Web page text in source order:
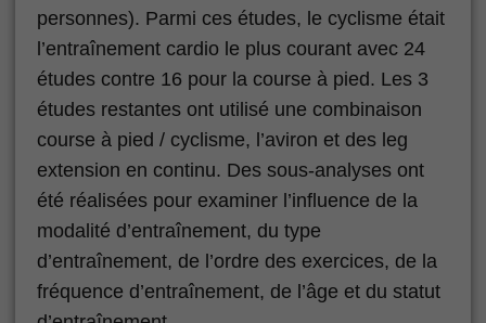
personnes). Parmi ces études, le cyclisme était
l’entraînement cardio le plus courant avec 24
études contre 16 pour la course à pied. Les 3
études restantes ont utilisé une combinaison
course à pied / cyclisme, l’aviron et des leg
extension en continu. Des sous-analyses ont
été réalisées pour examiner l’influence de la
modalité d’entraînement, du type
d’entraînement, de l’ordre des exercices, de la
fréquence d’entraînement, de l’âge et du statut